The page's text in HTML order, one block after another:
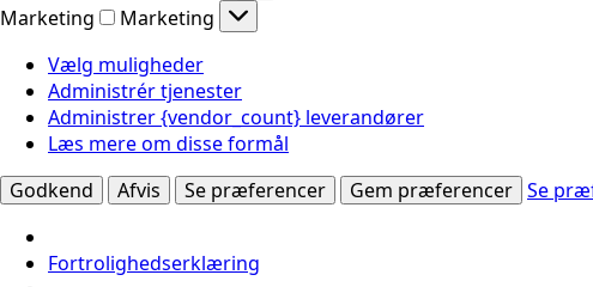
Marketing
Marketing
Vælg muligheder
Administrér tjenester
Administrer {vendor_count} leverandører
Læs mere om disse formål
Godkend
Afvis Se præferencer Gem præferencer Se
Fortrolighedserklæring